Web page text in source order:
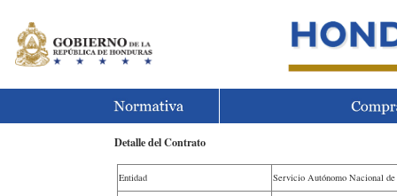
Detalle del Contrato
Entidad Servicio Autónomo Nacional